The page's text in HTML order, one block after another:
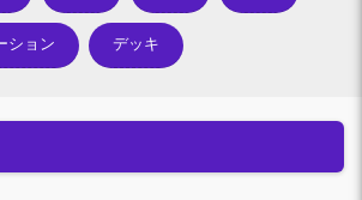
ション デッキ